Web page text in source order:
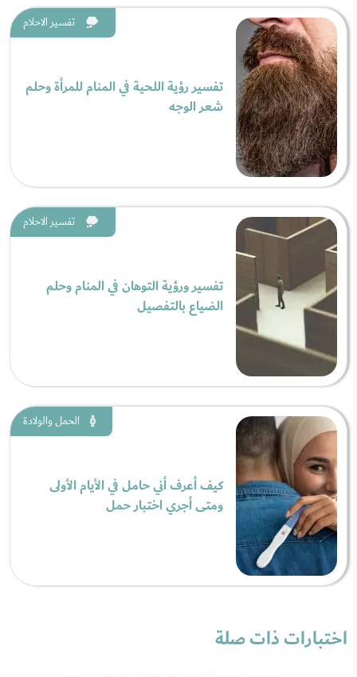
تفسير الاحلام
تفسير رؤية اللحية في المنام للمرأة وحلم
شعر الوجه
تفسير الاحلام
تفسير ورؤية التوهان في المنام وحلم
الضياع بالتفصيل
الحمل والولادة
كيف أعرف أني حامل في الأيام الأولى
ومتى أجري اختبار حمل
اختبارات ذات صلة